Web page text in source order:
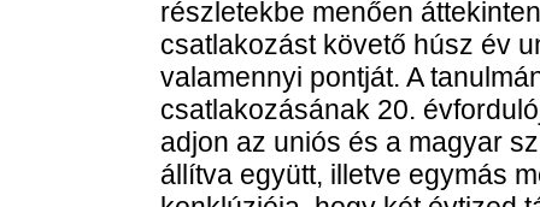
részletekbe menően
csatlakozást követő húsz év
valamennyi pontját. A
csatlakozásának 20.
adjon az uniós és a magyar
állítva együtt, illetve egymás